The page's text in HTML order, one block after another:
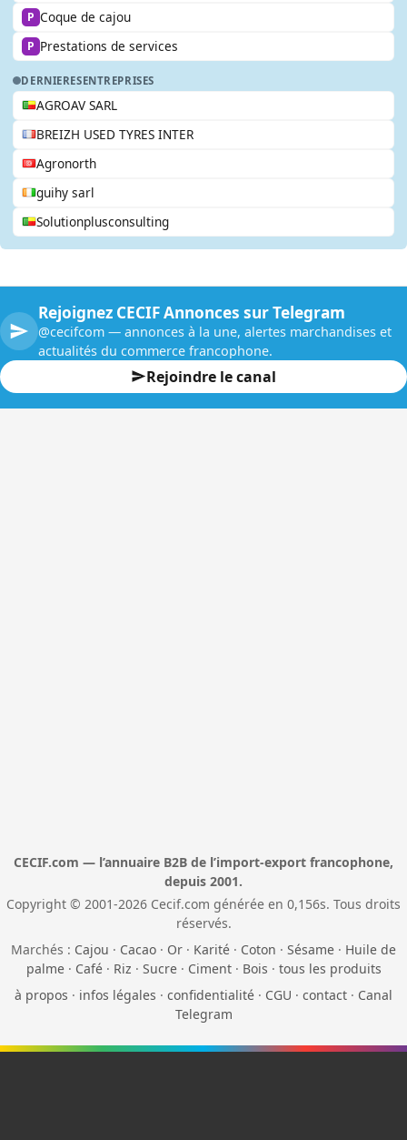
P Coque de cajou
P Prestations de services
DERNIERESENTREPRISES
AGROAV SARL
BREIZH USED TYRES INTER
Agronorth
guihy sarl
Solutionplusconsulting
Rejoignez CECIF Annonces sur Telegram
@cecifcom — annonces à la une, alertes marchandises et
actualités du commerce francophone.
Rejoindre le canal
CECIF.com — l’annuaire B2B de l’import-export francophone,
depuis 2001.
Copyright © 2001-2026 Cecif.com générée en 0,156s. Tous droits
réservés.
Marchés : Cajou · Cacao · Or · Karité · Coton · Sésame · Huile de
palme· Café· Riz · Sucre· Ciment· Bois · tous les produits
à propos · infos légales · confidentialité · CGU · contact · Canal
Telegram